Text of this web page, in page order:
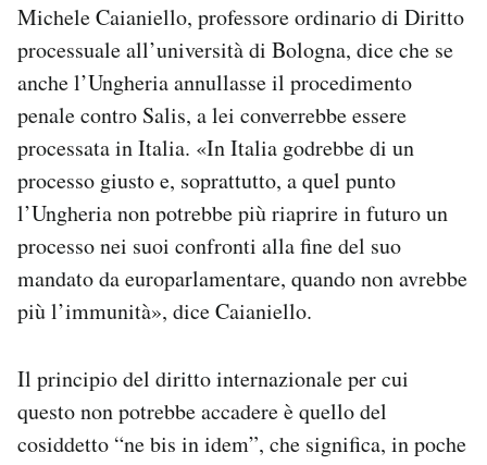
Michele Caianiello, professore ordinario di Diritto
processuale all’università di Bologna, dice che se
anche l’Ungheria annullasse il procedimento
penale contro Salis, a lei converrebbe essere
processata in Italia. «In Italia godrebbe di un
processo giusto e, soprattutto, a quel punto
l’Ungheria non potrebbe più riaprire in futuro un
processo nei suoi confronti alla fine del suo
mandato da europarlamentare, quando non avrebbe
più l’immunità», dice Caianiello.
Il principio del diritto internazionale per cui
questo non potrebbe accadere è quello del
cosiddetto “ne bis in idem”, che significa, in poche